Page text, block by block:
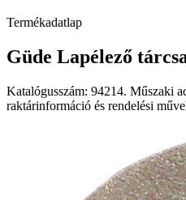
Termékadatlap
Güde Lapélező
Katalógusszám: 94214. Műszaki
raktárinformáció és rendelési